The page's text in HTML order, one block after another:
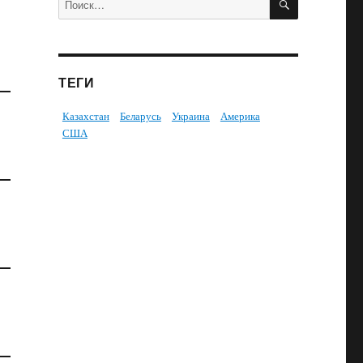
ТЕГИ
Казахстан Беларусь Украина
Америка
США